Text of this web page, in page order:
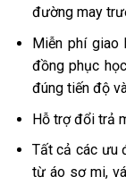
đường may
Miễn phí giao
đồng phục
đúng tiến độ
Hỗ trợ đổi trả
Tất cả các ưu
từ áo sơ mi,